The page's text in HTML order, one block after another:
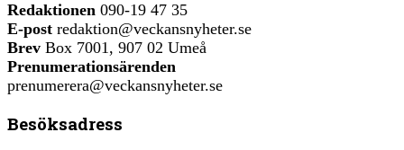
Redaktionen 090-19 47 35
E-post redaktion@veckansnyheter.se
Brev Box 7001, 907 02 Umeå
Prenumerationsärenden
prenumerera@veckansnyheter.se
Besöksadress